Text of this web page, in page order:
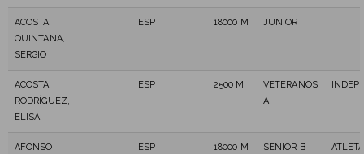
ACOSTA
QUINTANA,
SERGIO
ESP 18000 M JUNIOR
ACOSTA
RODRÍGUEZ,
ELISA
ESP 2500 M
VETERANOS
A
AFONSO
ESP 18000 M SENIOR B